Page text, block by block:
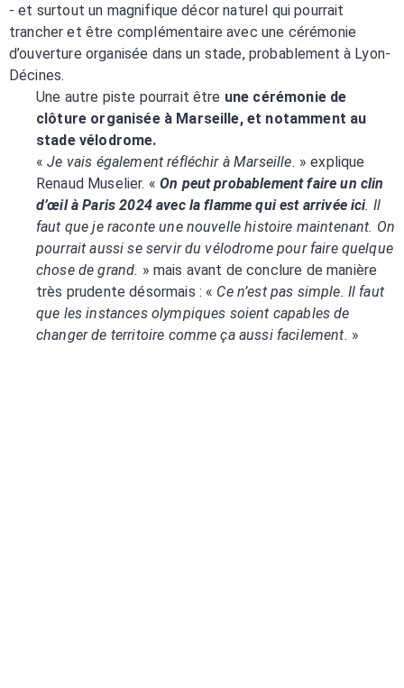
- et surtout un magnifique décor naturel qui pourrait
trancher et être complémentaire avec une cérémonie
d’ouverture organisée dans un stade, probablement à Lyon-
Décines.
Une autre piste pourrait être une cérémonie de
clôture organisée à Marseille, et notamment au
stade vélodrome.
«Je vais également réfléchir à Marseille. » explique
Renaud Muselier. «On peut probablement faire un clin
d’œil à Paris 2024 avec la flamme qui est arrivée ici. Il
faut que je raconte une nouvelle histoire maintenant. On
pourrait aussi se servir du vélodrome pour faire quelque
chose de grand. » mais avant de conclure de manière
très prudente désormais : « Ce n’est pas simple. Il faut
que les instances olympiques soient capables de
changer de territoire comme ça aussi facilement. »